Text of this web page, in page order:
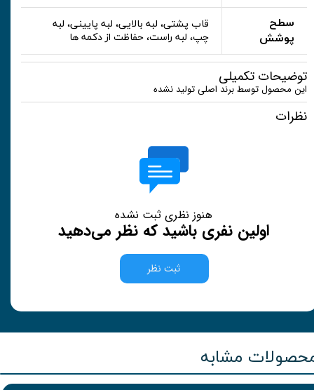
سطح
پوشش
قاب پشتی، لبه بالایی، لبه پایینی، لبه
چپ، لبه راست، حفاظت از دکمه ها
توضیحات تکمیلی
این محصول توسط برند اصلی تولید نشده
نظرات
هنوز نظری ثبت نشده
اولین نفری باشید که نظر می‌دهید
ثبت نظر
مشابه